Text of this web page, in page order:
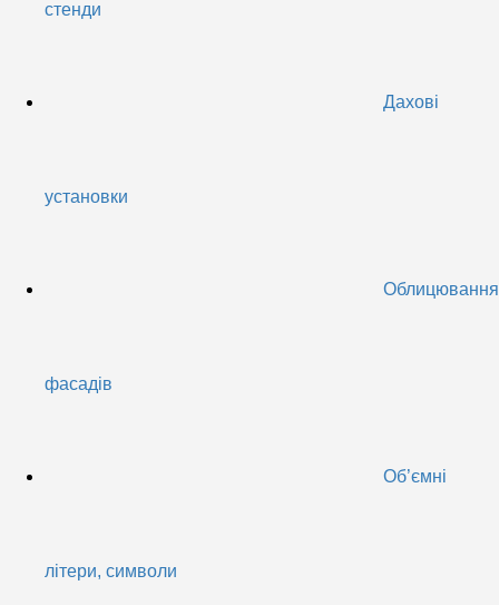
стенди
Дахові
установки
Облицювання
фасадів
Об’ємні
літери, символи